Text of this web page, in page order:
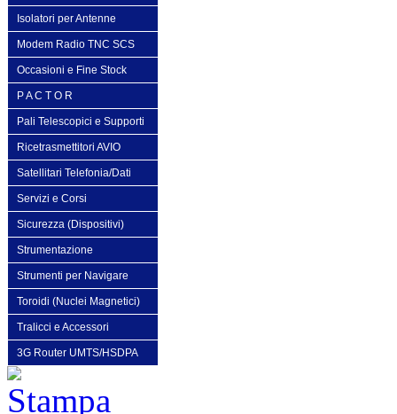
Isolatori per Antenne
Modem Radio TNC SCS
Occasioni e Fine Stock
P A C T O R
Pali Telescopici e Supporti
Ricetrasmettitori AVIO
Satellitari Telefonia/Dati
Servizi e Corsi
Sicurezza (Dispositivi)
Strumentazione
Strumenti per Navigare
Toroidi (Nuclei Magnetici)
Tralicci e Accessori
3G Router UMTS/HSDPA